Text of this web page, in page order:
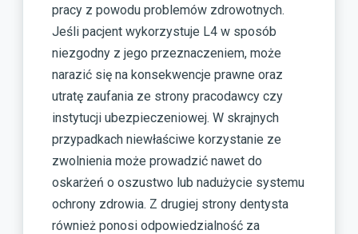
pracy z powodu problemów zdrowotnych.
Jeśli pacjent wykorzystuje L4 w sposób
niezgodny z jego przeznaczeniem, może
narazić się na konsekwencje prawne oraz
utratę zaufania ze strony pracodawcy czy
instytucji ubezpieczeniowej. W skrajnych
przypadkach niewłaściwe korzystanie ze
zwolnienia może prowadzić nawet do
oskarżeń o oszustwo lub nadużycie systemu
ochrony zdrowia. Z drugiej strony dentysta
również ponosi odpowiedzialność za